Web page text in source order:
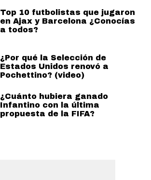
Top 10 futbolistas que jugaron
en Ajax y Barcelona ¿Conocías
a todos?
¿Por qué la Selección de
Estados Unidos renovó a
Pochettino? (video)
¿Cuánto hubiera ganado
Infantino con la última
propuesta de la FIFA?